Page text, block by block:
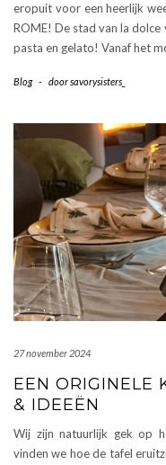
eropuit voor een heerlijk
ROME! De stad van la dolce
pasta en gelato! Vanaf het
Blog - doorsavorysisters_
27 november 2024
EEN ORIGINELE
& IDEEËN
Wij zijn natuurlijk gek op
vinden we hoe de tafel